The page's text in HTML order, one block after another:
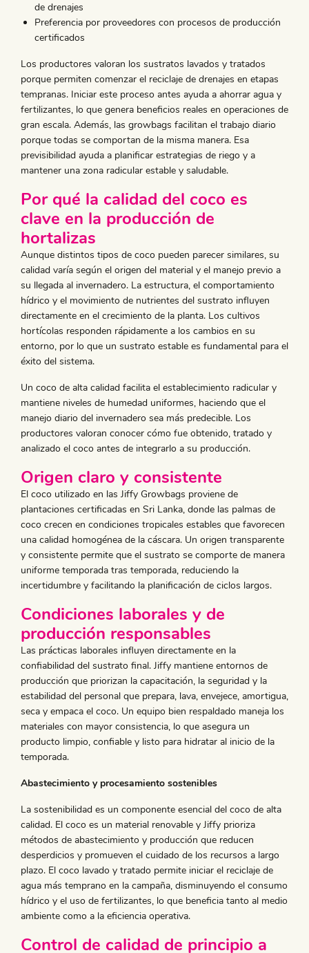
de drenajes
Preferencia por proveedores con procesos de producción
certificados
​Los productores valoran los sustratos lavados y tratados
porque permiten comenzar el reciclaje de drenajes en etapas
tempranas. Iniciar este proceso antes ayuda a ahorrar agua y
fertilizantes, lo que genera beneficios reales en operaciones de
gran escala. Además, las growbags facilitan el trabajo diario
porque todas se comportan de la misma manera. Esa
previsibilidad ayuda a planificar estrategias de riego y a
mantener una zona radicular estable y saludable.
Por qué la calidad del coco es
clave en la producción de
hortalizas
Aunque distintos tipos de coco pueden parecer similares, su
calidad varía según el origen del material y el manejo previo a
su llegada al invernadero. La estructura, el comportamiento
hídrico y el movimiento de nutrientes del sustrato influyen
directamente en el crecimiento de la planta. Los cultivos
hortícolas responden rápidamente a los cambios en su
entorno, por lo que un sustrato estable es fundamental para el
éxito del sistema.
Un coco de alta calidad facilita el establecimiento radicular y
mantiene niveles de humedad uniformes, haciendo que el
manejo diario del invernadero sea más predecible. Los
productores valoran conocer cómo fue obtenido, tratado y
analizado el coco antes de integrarlo a su producción.
Origen claro y consistente
El coco utilizado en las Jiffy Growbags proviene de
plantaciones certificadas en Sri Lanka, donde las palmas de
coco crecen en condiciones tropicales estables que favorecen
una calidad homogénea de la cáscara. Un origen transparente
y consistente permite que el sustrato se comporte de manera
uniforme temporada tras temporada, reduciendo la
incertidumbre y facilitando la planificación de ciclos largos.
Condiciones laborales y de
producción responsables
Las prácticas laborales influyen directamente en la
confiabilidad del sustrato final. Jiffy mantiene entornos de
producción que priorizan la capacitación, la seguridad y la
estabilidad del personal que prepara, lava, envejece, amortigua,
seca y empaca el coco. Un equipo bien respaldado maneja los
materiales con mayor consistencia, lo que asegura un
producto limpio, confiable y listo para hidratar al inicio de la
temporada.
Abastecimiento y procesamiento sostenibles
La sostenibilidad es un componente esencial del coco de alta
calidad. El coco es un material renovable y Jiffy prioriza
métodos de abastecimiento y producción que reducen
desperdicios y promueven el cuidado de los recursos a largo
plazo. El coco lavado y tratado permite iniciar el reciclaje de
agua más temprano en la campaña, disminuyendo el consumo
hídrico y el uso de fertilizantes, lo que beneficia tanto al medio
ambiente como a la eficiencia operativa.
Control de calidad de principio a